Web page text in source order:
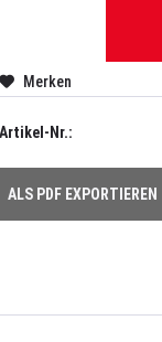
Merken
Artikel-Nr.:
ALS PDF EXPORTIEREN